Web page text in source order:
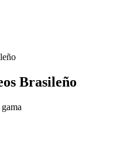
Brasileño